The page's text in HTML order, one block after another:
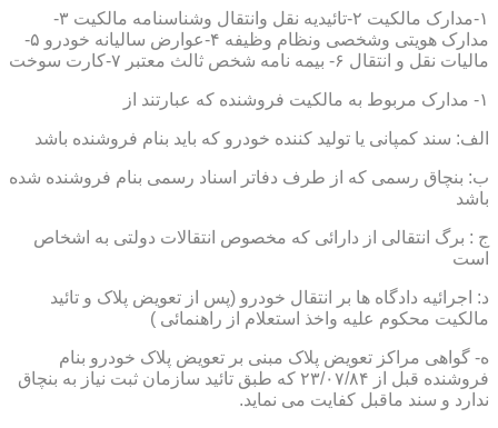
۱-مدارک مالکیت ۲-تائیدیه نقل وانتقال وشناسنامه مالکیت ۳-
مدارک هویتی وشخصی ونظام وظیفه ۴-عوارض سالیانه خودرو ۵-
مالیات نقل و انتقال ۶- بیمه نامه شخص ثالث معتبر ۷-کارت سوخت
۱- مدارک مربوط به مالکیت فروشنده که عبارتند از
الف: سند کمپانی یا تولید کننده خودرو که باید بنام فروشنده باشد
ب: بنچاق رسمی که از طرف دفاتر اسناد رسمی بنام فروشنده شده
باشد
ج : برگ انتقالی از دارائی که مخصوص انتقالات دولتی به اشخاص
است
د: اجرائیه دادگاه ها بر انتقال خودرو (پس از تعویض پلاک و تائید
مالکیت محکوم علیه واخذ استعلام از راهنمائی )
ه- گواهی مراکز تعویض پلاک مبنی بر تعویض پلاک خودرو بنام
فروشنده قبل از ۲۳/۰۷/۸۴ که طبق تائید سازمان ثبت نیاز به بنچاق
ندارد و سند ماقبل کفایت می نماید.